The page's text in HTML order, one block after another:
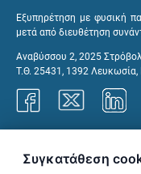
Εξυπηρέτηση με φυσική
μετά από διευθέτηση
Αναβύσσου 2, 2025
Τ.Θ. 25431, 1392 Λευκωσία,
Συγκατάθεση